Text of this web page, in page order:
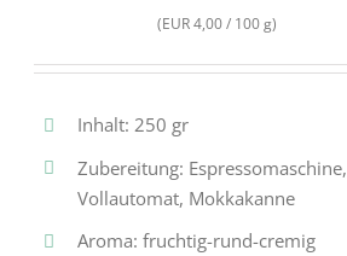
(EUR 4,00 / 100 g)
Inhalt: 250 gr
Zubereitung: Espressomaschine,
Vollautomat, Mokkakanne
Aroma: fruchtig-rund-cremig